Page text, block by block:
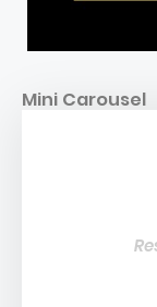
Mini Carousel